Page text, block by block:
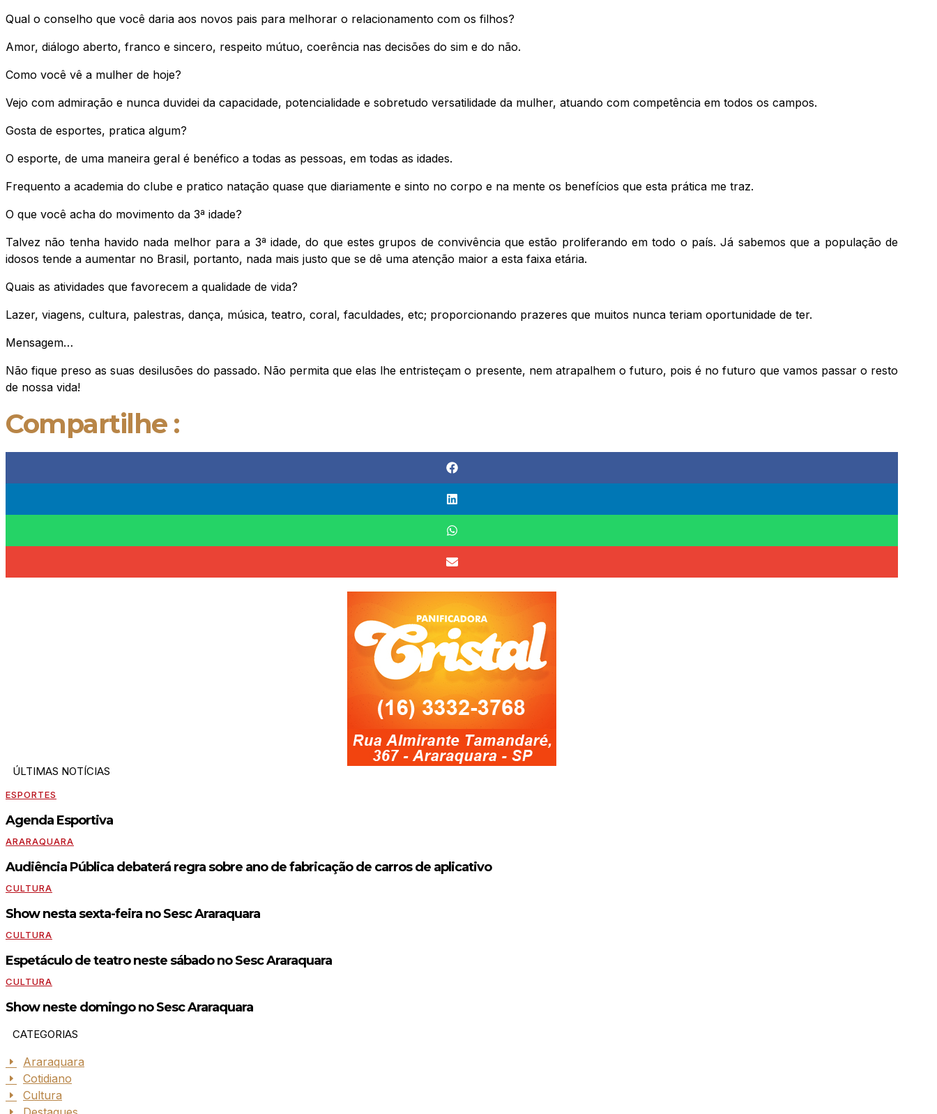
Qual o conselho que você daria aos novos pais para melhorar o relacionamento com os filhos?
Amor, diálogo aberto, franco e sincero, respeito mútuo, coerência nas decisões do sim e do não.
Como você vê a mulher de hoje?
Vejo com admiração e nunca duvidei da capacidade, potencialidade e sobretudo versatilidade da mulher, atuando com competência em todos os campos.
Gosta de esportes, pratica algum?
O esporte, de uma maneira geral é benéfico a todas as pessoas, em todas as idades.
Frequento a academia do clube e pratico natação quase que diariamente e sinto no corpo e na mente os benefícios que esta prática me traz.
O que você acha do movimento da 3ª idade?
Talvez não tenha havido nada melhor para a 3ª idade, do que estes grupos de convivência que estão proliferando em todo o país. Já sabemos que a população de
idosos tende a aumentar no Brasil, portanto, nada mais justo que se dê uma atenção maior a esta faixa etária.
Quais as atividades que favorecem a qualidade de vida?
Lazer, viagens, cultura, palestras, dança, música, teatro, coral, faculdades, etc; proporcionando prazeres que muitos nunca teriam oportunidade de ter.
Mensagem…
Não fique preso as suas desilusões do passado. Não permita que elas lhe entristeçam o presente, nem atrapalhem o futuro, pois é no futuro que vamos passar o resto
de nossa vida!
Compartilhe :
ÚLTIMAS NOTÍCIAS
ESPORTES
Agenda Esportiva
ARARAQUARA
Audiência Pública debaterá regra sobre ano de fabricação de carros de aplicativo
CULTURA
Show nesta sexta-feira no Sesc Araraquara
CULTURA
Espetáculo de teatro neste sábado no Sesc Araraquara
CULTURA
Show neste domingo no Sesc Araraquara
CATEGORIAS
Araraquara
Cotidiano
Cultura